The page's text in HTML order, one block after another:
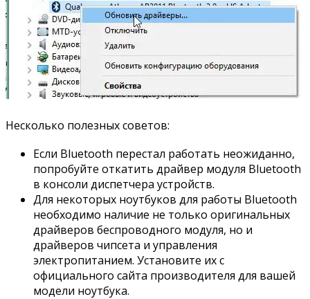
Несколько полезных советов:
Если Bluetooth перестал работать неожиданно,
попробуйте откатить драйвер модуля Bluetooth
в консоли диспетчера устройств.
Для некоторых ноутбуков для работы Bluetooth
необходимо наличие не только оригинальных
драйверов беспроводного модуля, но и
драйверов чипсета и управления
электропитанием. Установите их с
официального сайта производителя для вашей
модели ноутбука.